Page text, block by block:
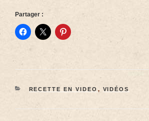
Partager :
RECETTE EN VIDEO , VIDÉOS